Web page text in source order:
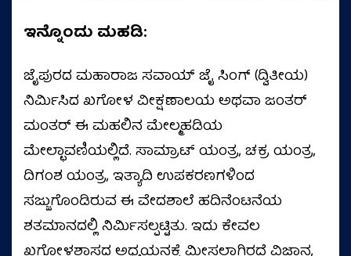
ಇನ್ನೊಂದು ಮಹಡಿ:
ಜೈಪುರದ ಮಹಾರಾಜ ಸವಾಯ್ ಜೈ ಸಿಂಗ್ (ದ್ವಿತೀಯ)
ನಿರ್ಮಿಸಿದ ಖಗೋಳ ವೀಕ್ಷಣಾಲಯ ಅಥವಾ ಜಂತರ್
ಮಂತರ್ ಈ ಮಹಲಿನ ಮೇಲ್ಮಹಡಿಯ
ಮೇಲ್ಛಾವಣಿಯಲ್ಲಿದೆ. ಸಾಮ್ರಾಟ್ ಯಂತ್ರ, ಚಕ್ರ ಯಂತ್ರ,
ದಿಗಂಶ ಯಂತ್ರ, ಇತ್ಯಾದಿ ಉಪಕರಣಗಳಿಂದ
ಸಜ್ಜುಗೊಂಡಿರುವ ಈ ವೇದಶಾಲೆ ಹದಿನೆಂಟನೆಯ
ಶತಮಾನದಲ್ಲಿ ನಿರ್ಮಿಸಲ್ಪಟ್ಟಿತು. ಇದು ಕೇವಲ